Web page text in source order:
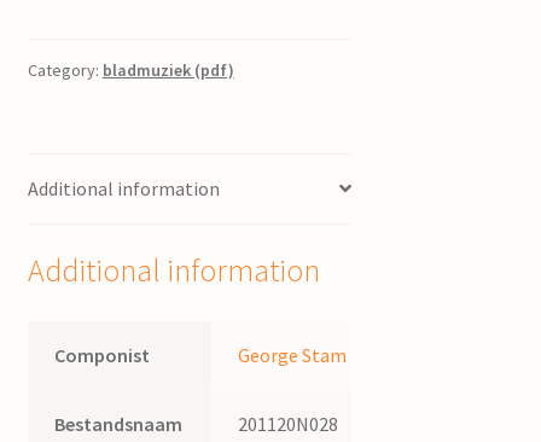
Stam
Category: bladmuziek (pdf)
Additional information
Additional information
Componist George Stam
Bestandsnaam 201120N028